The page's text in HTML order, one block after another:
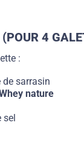
4
:
de sarrasin
nature
sel